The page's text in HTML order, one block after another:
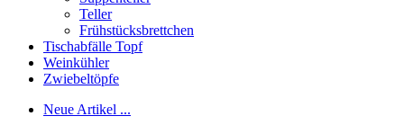
Teller
Frühstücksbrettchen
Tischabfälle Topf
Weinkühler
Zwiebeltöpfe
Neue Artikel ...